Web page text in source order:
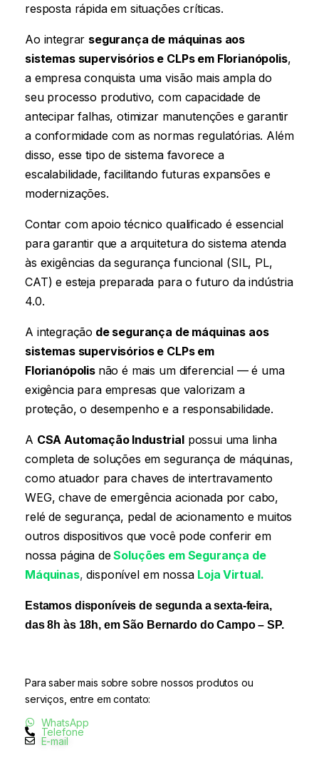
resposta rápida em situações críticas.
Ao integrar segurança de máquinas aos
sistemas supervisórios e CLPs em Florianópolis,
a empresa conquista uma visão mais ampla do
seu processo produtivo, com capacidade de
antecipar falhas, otimizar manutenções e garantir
a conformidade com as normas regulatórias. Além
disso, esse tipo de sistema favorece a
escalabilidade, facilitando futuras expansões e
modernizações.
Contar com apoio técnico qualificado é essencial
para garantir que a arquitetura do sistema atenda
às exigências da segurança funcional (SIL, PL,
CAT) e esteja preparada para o futuro da indústria
4.0.
A integração de segurança de máquinas aos
sistemas supervisórios e CLPs em
Florianópolis não é mais um diferencial — é uma
exigência para empresas que valorizam a
proteção, o desempenho e a responsabilidade.
A CSA Automação Industrialpossui uma linha
completa de soluções em segurança de máquinas,
como atuador para chaves de intertravamento
WEG, chave de emergência acionada por cabo,
relé de segurança, pedal de acionamento e muitos
outros dispositivos que você pode conferir em
nossa página deSoluções em Segurança de
Máquinas,disponível em nossa Loja Virtual.
Estamos disponíveis de segunda a sexta-feira,
das 8h às 18h, em São Bernardo do Campo – SP.
Para saber mais sobre sobre nossos produtos ou
serviços, entre em contato:
WhatsApp
Telefone
E-mail